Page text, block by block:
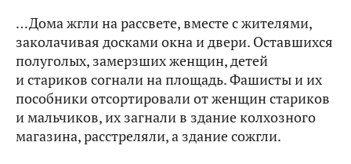
…Дома жгли на рассвете, вместе с жителями,
заколачивая досками окна и двери. Оставшихся
полуголых, замерзших женщин, детей
и стариков согнали на площадь. Фашисты и их
пособники отсортировали от женщин стариков
и мальчиков, их загнали в здание колхозного
магазина, расстреляли, а здание сожгли.